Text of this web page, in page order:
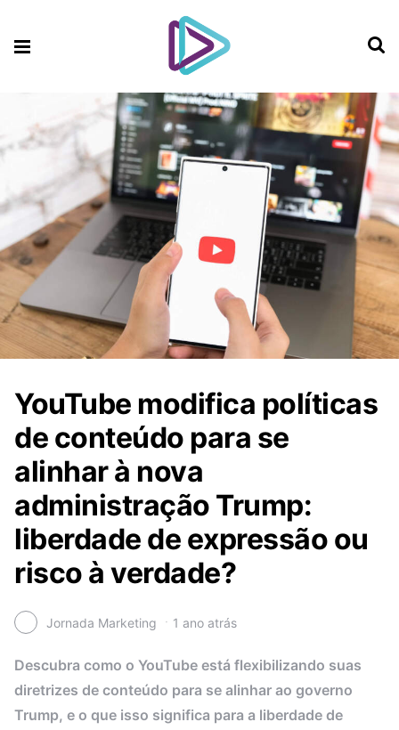
YouTube modifica políticas
de conteúdo para se
alinhar à nova
administração Trump:
liberdade de expressão ou
risco à verdade?
Jornada Marketing 1 ano atrás
Descubra como o YouTube está flexibilizando suas
diretrizes de conteúdo para se alinhar ao governo
Trump, e o que isso significa para a liberdade de